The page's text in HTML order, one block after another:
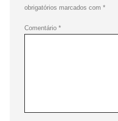
obrigatórios marcados com *
Comentário *